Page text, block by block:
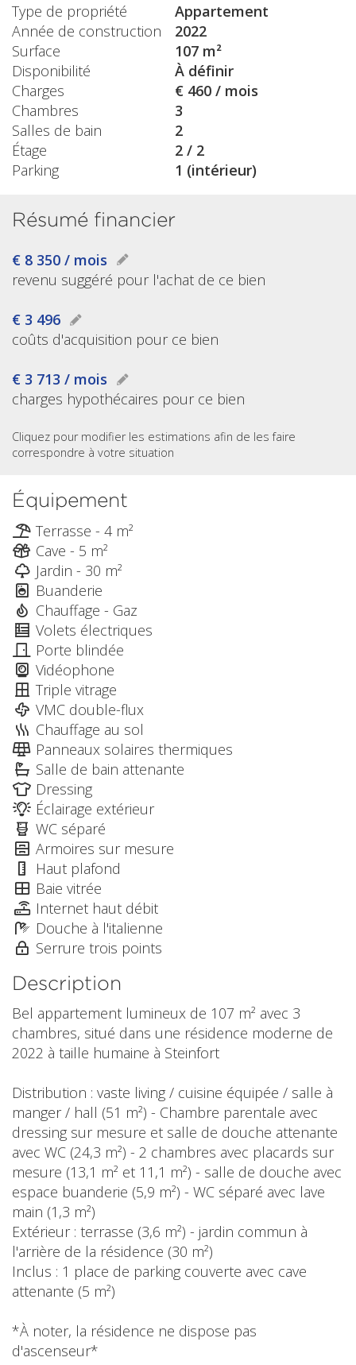
Type de propriété
Appartement
Année de construction
2022
Surface
107 m²
Disponibilité
À définir
Charges
€ 460 / mois
Chambres
3
Salles de bain
2
Étage
2 / 2
Parking
1 (intérieur)
Résumé financier
€ 8 350 / mois
revenu suggéré pour l'achat de ce bien
€ 3 496
coûts d'acquisition pour ce bien
€ 3 713 / mois
charges hypothécaires pour ce bien
Cliquez pour modifier les estimations afin de les faire
correspondre à votre situation
Équipement
Terrasse - 4 m²
Cave - 5 m²
Jardin - 30 m²
Buanderie
Chauffage - Gaz
Volets électriques
Porte blindée
Vidéophone
Triple vitrage
VMC double-flux
Chauffage au sol
Panneaux solaires thermiques
Salle de bain attenante
Dressing
Éclairage extérieur
WC séparé
Armoires sur mesure
Haut plafond
Baie vitrée
Internet haut débit
Douche à l'italienne
Serrure trois points
Description
Bel appartement lumineux de 107 m² avec 3
chambres, situé dans une résidence moderne de
2022 à taille humaine à Steinfort
Distribution : vaste living / cuisine équipée / salle à
manger / hall (51 m²) - Chambre parentale avec
dressing sur mesure et salle de douche attenante
avec WC (24,3 m²) - 2 chambres avec placards sur
mesure (13,1 m² et 11,1 m²) - salle de douche avec
espace buanderie (5,9 m²) - WC séparé avec lave
main (1,3 m²)
Extérieur : terrasse (3,6 m²) - jardin commun à
l'arrière de la résidence (30 m²)
Inclus : 1 place de parking couverte avec cave
attenante (5 m²)
*À noter, la résidence ne dispose pas
d'ascenseur*